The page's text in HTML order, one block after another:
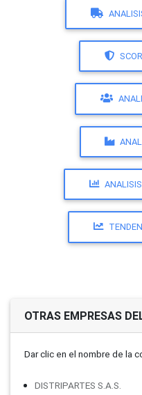
OTRAS EMPRESAS
Dar clic en el nombre de la
DISTRIPARTES S.A.S.